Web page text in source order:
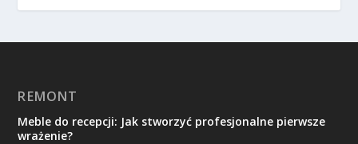
REMONT
Meble do recepcji: Jak stworzyć profesjonalne pierwsze
wrażenie?